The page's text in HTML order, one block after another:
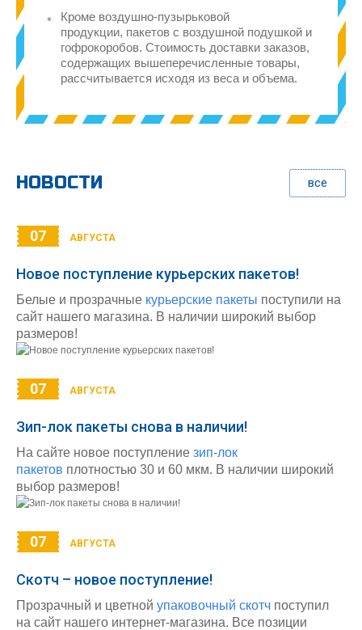
Кроме воздушно-пузырьковой
продукции, пакетов с воздушной подушкой и
гофрокоробов. Стоимость доставки заказов,
содержащих вышеперечисленные товары,
рассчитывается исходя из веса и объема.
НОВОСТИ все
07 АВГУСТА
Новое поступление курьерских пакетов!
Белые и прозрачные курьерские пакеты поступили на
сайт нашего магазина. В наличии широкий выбор
размеров!
07 АВГУСТА
Зип-лок пакеты снова в наличии!
На сайте новое поступление зип-лок
пакетов плотностью 30 и 60 мкм. В наличии широкий
выбор размеров!
07 АВГУСТА
Скотч – новое поступление!
Прозрачный и цветной упаковочный скотч поступил
на сайт нашего интернет-магазина. Все позиции